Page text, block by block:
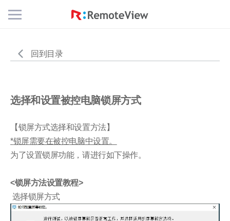
Mobile
回到目录
选择和设置被控电脑锁屏方式
【锁屏方式选择和设置方法】
*锁屏需要在被控电脑中设置。
为了设置锁屏功能，请进行如下操作。
<锁屏方法设置教程>
选择锁屏方式